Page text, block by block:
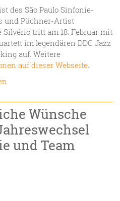
des São Paulo Sinfonie­­­­
und Püchner-Artist
Silvério tritt am 18. Februar mit
im legendären DDC Jazz
auf. Weitere
auf dieser Webseite.
Wünsche
und Team